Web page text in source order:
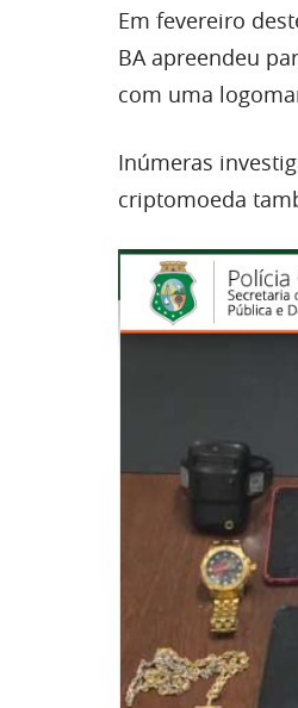
Em fevereiro
BA apreendeu
com uma
Inúmeras
criptomoeda